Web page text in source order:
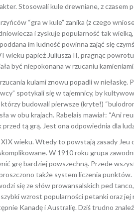
Stosowali kule drewniane, z czasem
“gra w kule” zanika (z czego
i zyskuje popularność tak
im ludność powinna zająć się
wieku papież Juliusza II, pragnąc
być niepokonana w rzucaniu kamieniami.
kulami znowu popadli w niełaskę.
spotykali się w tajemnicy, by
budowali pierwsze (kryte!)
w obu krajach. Rabelais mawiał: “Ani
tą grą. Jest ona odpowiednia dla
wieku. Wtedy to powstają zasady
W 1910 roku grupa
grę bardziej powszechną. Przede
także system liczenia punktów.
się ze słów prowansalskich ped
wzrost popularności petanki oraz
Kanadę i Australię. Dziś trudno